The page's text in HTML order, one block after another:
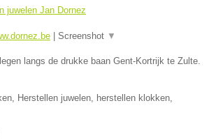
juwelen Jan Dornez
Screenshot ▼
langs de drukke baan Gent-Kortrijk te Zulte.
Herstellen juwelen, herstellen klokken,